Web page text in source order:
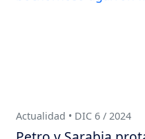
Actualidad • DIC 6 / 2024